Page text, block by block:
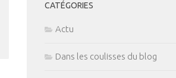
CATÉGORIES
Actu
Dans les coulisses du blog